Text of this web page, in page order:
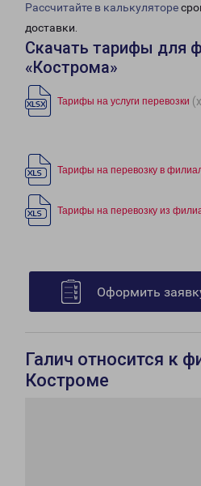
Рассчитайте в калькуляторе
доставки.
Скачать тарифы для
«Кострома»
Тарифы на услуги перевозки
Тарифы на перевозку в
Тарифы на перевозку из
Оформить
Галич относится к
Костроме